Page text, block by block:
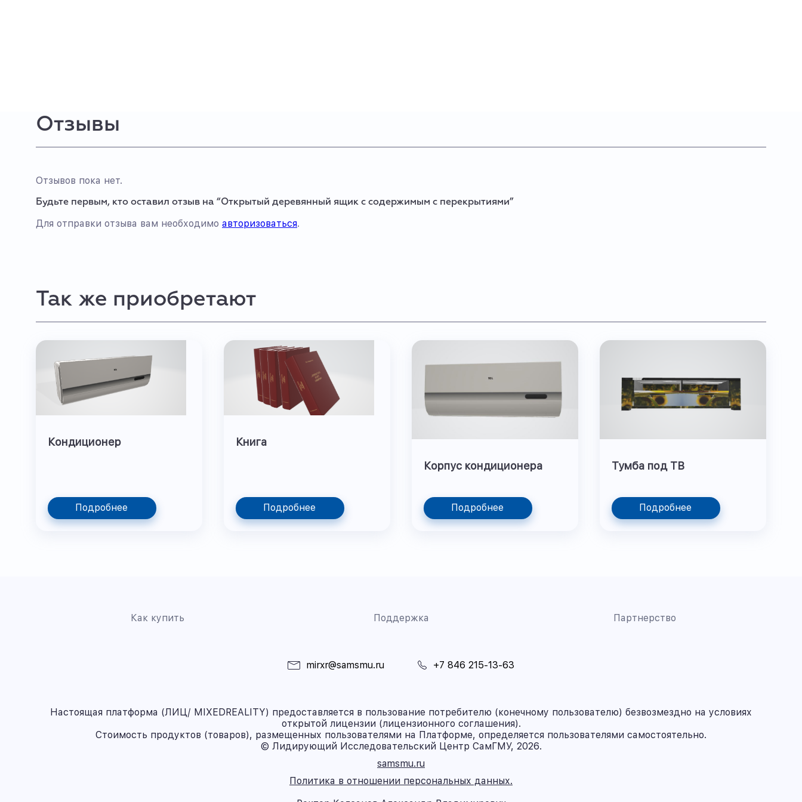
Отзывы
Отзывов пока нет.
Будьте первым, кто оставил отзыв на “Открытый деревянный ящик с содержимым с перекрытиями”
Для отправки отзыва вам необходимо авторизоваться.
Так же приобретают
Кондиционер
Подробнее
Книга
Подробнее
Корпус кондиционера
Подробнее
Тумба под ТВ
Подробнее
Как купить Поддержка Партнерство
mirxr@samsmu.ru +7 846 215-13-63
Настоящая платформа (ЛИЦ/ MIXEDREALITY) предоставляется в пользование потребителю (конечному пользователю) безвозмездно на условиях
открытой лицензии (лицензионного соглашения).
Стоимость продуктов (товаров), размещенных пользователями на Платформе, определяется пользователями самостоятельно.
© Лидирующий Исследовательский Центр СамГМУ, 2026.
samsmu.ru
Политика в отношении персональных данных.